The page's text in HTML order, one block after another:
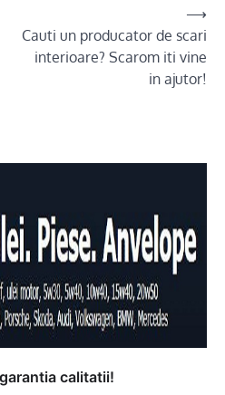
Cauti un producator de scari
interioare? Scarom iti vine
in ajutor!
⟶
calitatii!